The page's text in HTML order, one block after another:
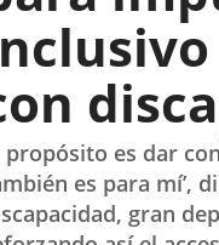
propósito es dar
es para mí’,
gran